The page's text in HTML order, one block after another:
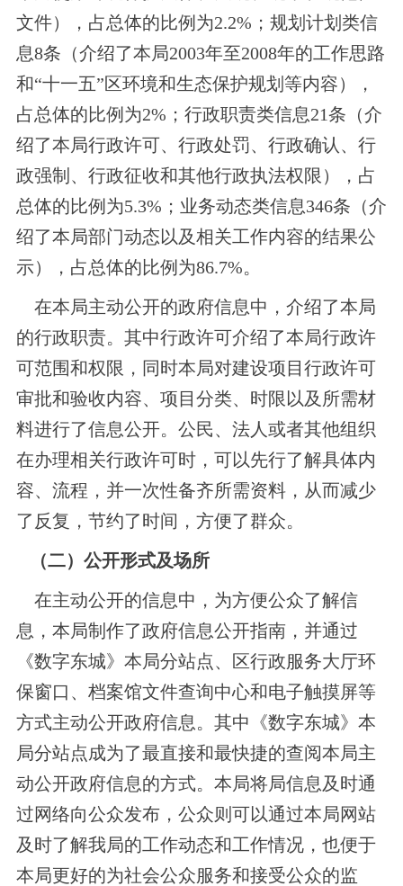
文件），占总体的比例为2.2%；规划计划类信
息8条（介绍了本局2003年至2008年的工作思路
和“十一五”区环境和生态保护规划等内容），
占总体的比例为2%；行政职责类信息21条（介
绍了本局行政许可、行政处罚、行政确认、行
政强制、行政征收和其他行政执法权限），占
总体的比例为5.3%；业务动态类信息346条（介
绍了本局部门动态以及相关工作内容的结果公
示），占总体的比例为86.7%。
在本局主动公开的政府信息中，介绍了本局
的行政职责。其中行政许可介绍了本局行政许
可范围和权限，同时本局对建设项目行政许可
审批和验收内容、项目分类、时限以及所需材
料进行了信息公开。公民、法人或者其他组织
在办理相关行政许可时，可以先行了解具体内
容、流程，并一次性备齐所需资料，从而减少
了反复，节约了时间，方便了群众。
（二）公开形式及场所
在主动公开的信息中，为方便公众了解信
息，本局制作了政府信息公开指南，并通过
《数字东城》本局分站点、区行政服务大厅环
保窗口、档案馆文件查询中心和电子触摸屏等
方式主动公开政府信息。其中《数字东城》本
局分站点成为了最直接和最快捷的查阅本局主
动公开政府信息的方式。本局将局信息及时通
过网络向公众发布，公众则可以通过本局网站
及时了解我局的工作动态和工作情况，也便于
本局更好的为社会公众服务和接受公众的监